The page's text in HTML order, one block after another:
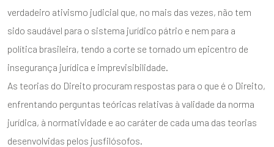
verdadeiro ativismo judicial que, no mais das vezes, não tem
sido saudável para o sistema jurídico pátrio e nem para a
política brasileira, tendo a corte se tornado um epicentro de
insegurança jurídica e imprevisibilidade.
As teorias do Direito procuram respostas para o que é o Direito,
enfrentando perguntas teóricas relativas à validade da norma
jurídica, à normatividade e ao caráter de cada uma das teorias
desenvolvidas pelos jusfilósofos.